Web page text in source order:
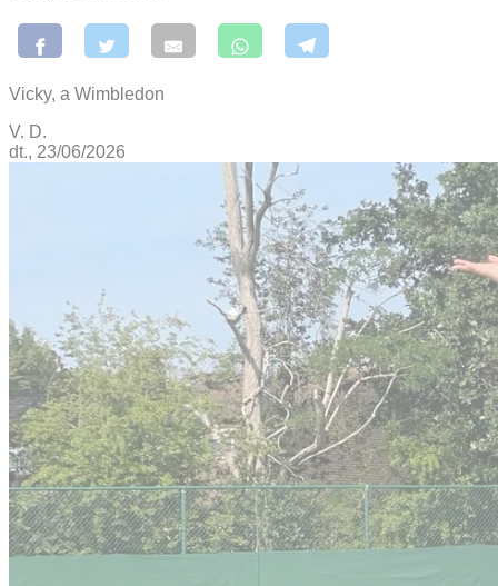
Vicky, a Wimbledon
V. D.
dt., 23/06/2026